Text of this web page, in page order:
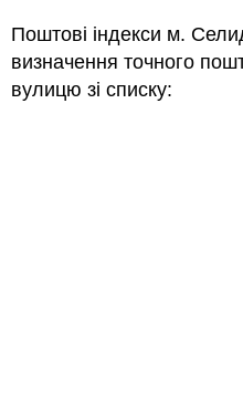
Поштові індекси м.
визначення точного
вулицю зі списку: